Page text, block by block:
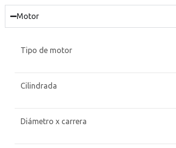
Motor
Tipo de motor
Cilindrada
Diámetro x carrera